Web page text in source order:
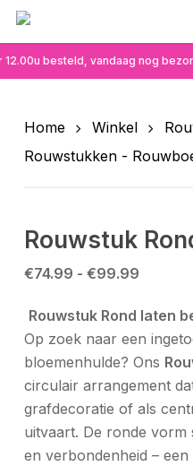
Skip
main
content
12.00u besteld, vandaag nog
Home Winkel
Rouwstukken -
Rouwstuk
€74.99 - €99.99
tot
€99.99
Rouwstuk Rond laten
Op zoek naar een
bloemenhulde? Ons
circulair arrangement
grafdecoratie of als
uitvaart. De ronde vorm
en verbondenheid –